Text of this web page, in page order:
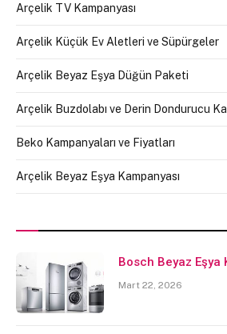
Arçelik TV Kampanyası
Arçelik Küçük Ev Aletleri ve Süpürgeler
Arçelik Beyaz Eşya Düğün Paketi
Arçelik Buzdolabı ve Derin Dondurucu
Beko Kampanyaları ve Fiyatları
Arçelik Beyaz Eşya Kampanyası
Bosch Beyaz Eşya
Mart 22, 2026